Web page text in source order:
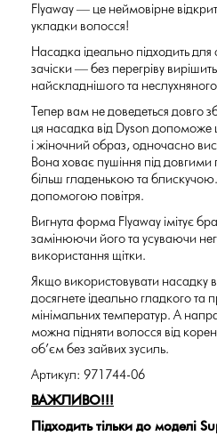
Flyaway — це неймовірне
укладки волосся!
Насадка ідеально підходить для
зачіски — без перегріву
найскладнішого та
Тепер вам не доведеться довго
ця насадка від Dyson допоможе
і жіночний образ, одночасно
Вона ховає пушіння під
більш гладенькою та
допомогою повітря.
Вигнута форма Flyaway імітує
замінюючи його та усуваючи
використання щітки.
Якщо використовувати насадку
досягнете ідеально гладкого та
мінімальних температур. А
можна підняти волосся від
об’єм без зайвих зусиль.
Артикул: 971744-06
ВАЖЛИВО!!!
Підходить тільки до моделі